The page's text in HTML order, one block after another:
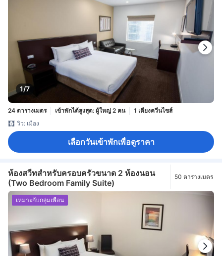
1/7
24 ตารางเมตร เข้าพักได้สูงสุด: ผู้ใหญ่ 2 คน
1 เตียงควีนไซส์
วิว: เมือง
เลือกวันเข้าพักเพื่อดูราคา
ห้องสวีทสำหรับครอบครัวขนาด 2 ห้องนอน
(Two Bedroom Family Suite)
50 ตารางเมตร
เหมาะกับกลุ่มเพื่อน